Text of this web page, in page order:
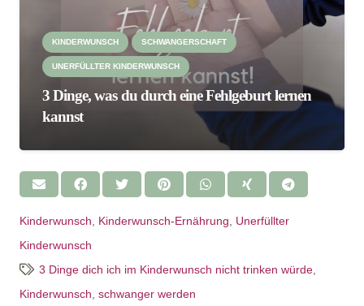
KINDERWUNSCH SCHWANGERSCHAFT
UNERFÜLLTER KINDERWUNSCH
3 Dinge, was du durch eine Fehlgeburt lernen
kannst
Kinderwunsch, Kinderwunsch-Ernährung, Unerfüllter
Kinderwunsch
3 Dinge dich ich im Kinderwunsch nicht trinken würde,
Kinderwunsch, schwanger werden